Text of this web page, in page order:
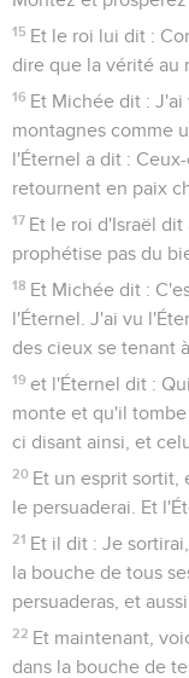
15 Et le roi lui dit :
dire que la vérité au
16 Et Michée dit : J'ai
montagnes comme
l'Éternel a dit :
retournent en paix
17 Et le roi d'Israël
prophétise pas du
18 Et Michée dit :
l'Éternel. J'ai vu
des cieux se tenant
19 et l'Éternel dit :
monte et qu'il tombe
ci disant ainsi, et
20 Et un esprit sortit,
le persuaderai. Et
21 Et il dit : Je
la bouche de tous
persuaderas, et
22 Et maintenant,
dans la bouche de